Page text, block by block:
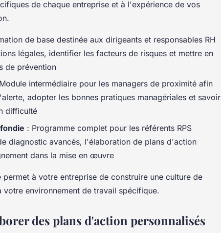
de chaque entreprise et à l'expérience de vos
de base destinée aux dirigeants et responsables RH
légales, identifier les facteurs de risques et mettre en
de prévention
intermédiaire pour les managers de proximité afin
adopter les bonnes pratiques managériales et savoir
difficulté
: Programme complet pour les référents RPS
diagnostic avancés, l'élaboration de plans d'action
dans la mise en œuvre
à votre entreprise de construire une culture de
environnement de travail spécifique.
des plans d'action personnalisés